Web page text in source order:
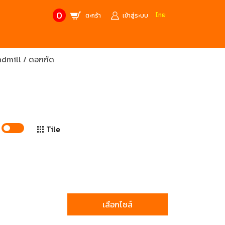
0 ตะกร้า เข้าสู่ระบบ ไทย
MANUFACTURE’S BRANDS
US
/ ดอกกัด
Tile
เลือกไซส์